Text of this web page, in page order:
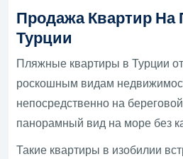
Продажа Квартир На
Турции
Пляжные квартиры в Турции
роскошным видам
непосредственно на
панорамный вид на море без
Такие квартиры в изобилии